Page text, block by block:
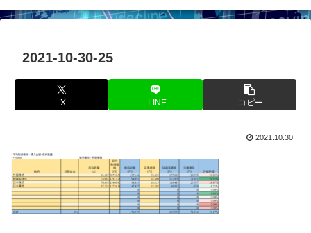
2021-10-30-25
X LINE コピー
2021.10.30